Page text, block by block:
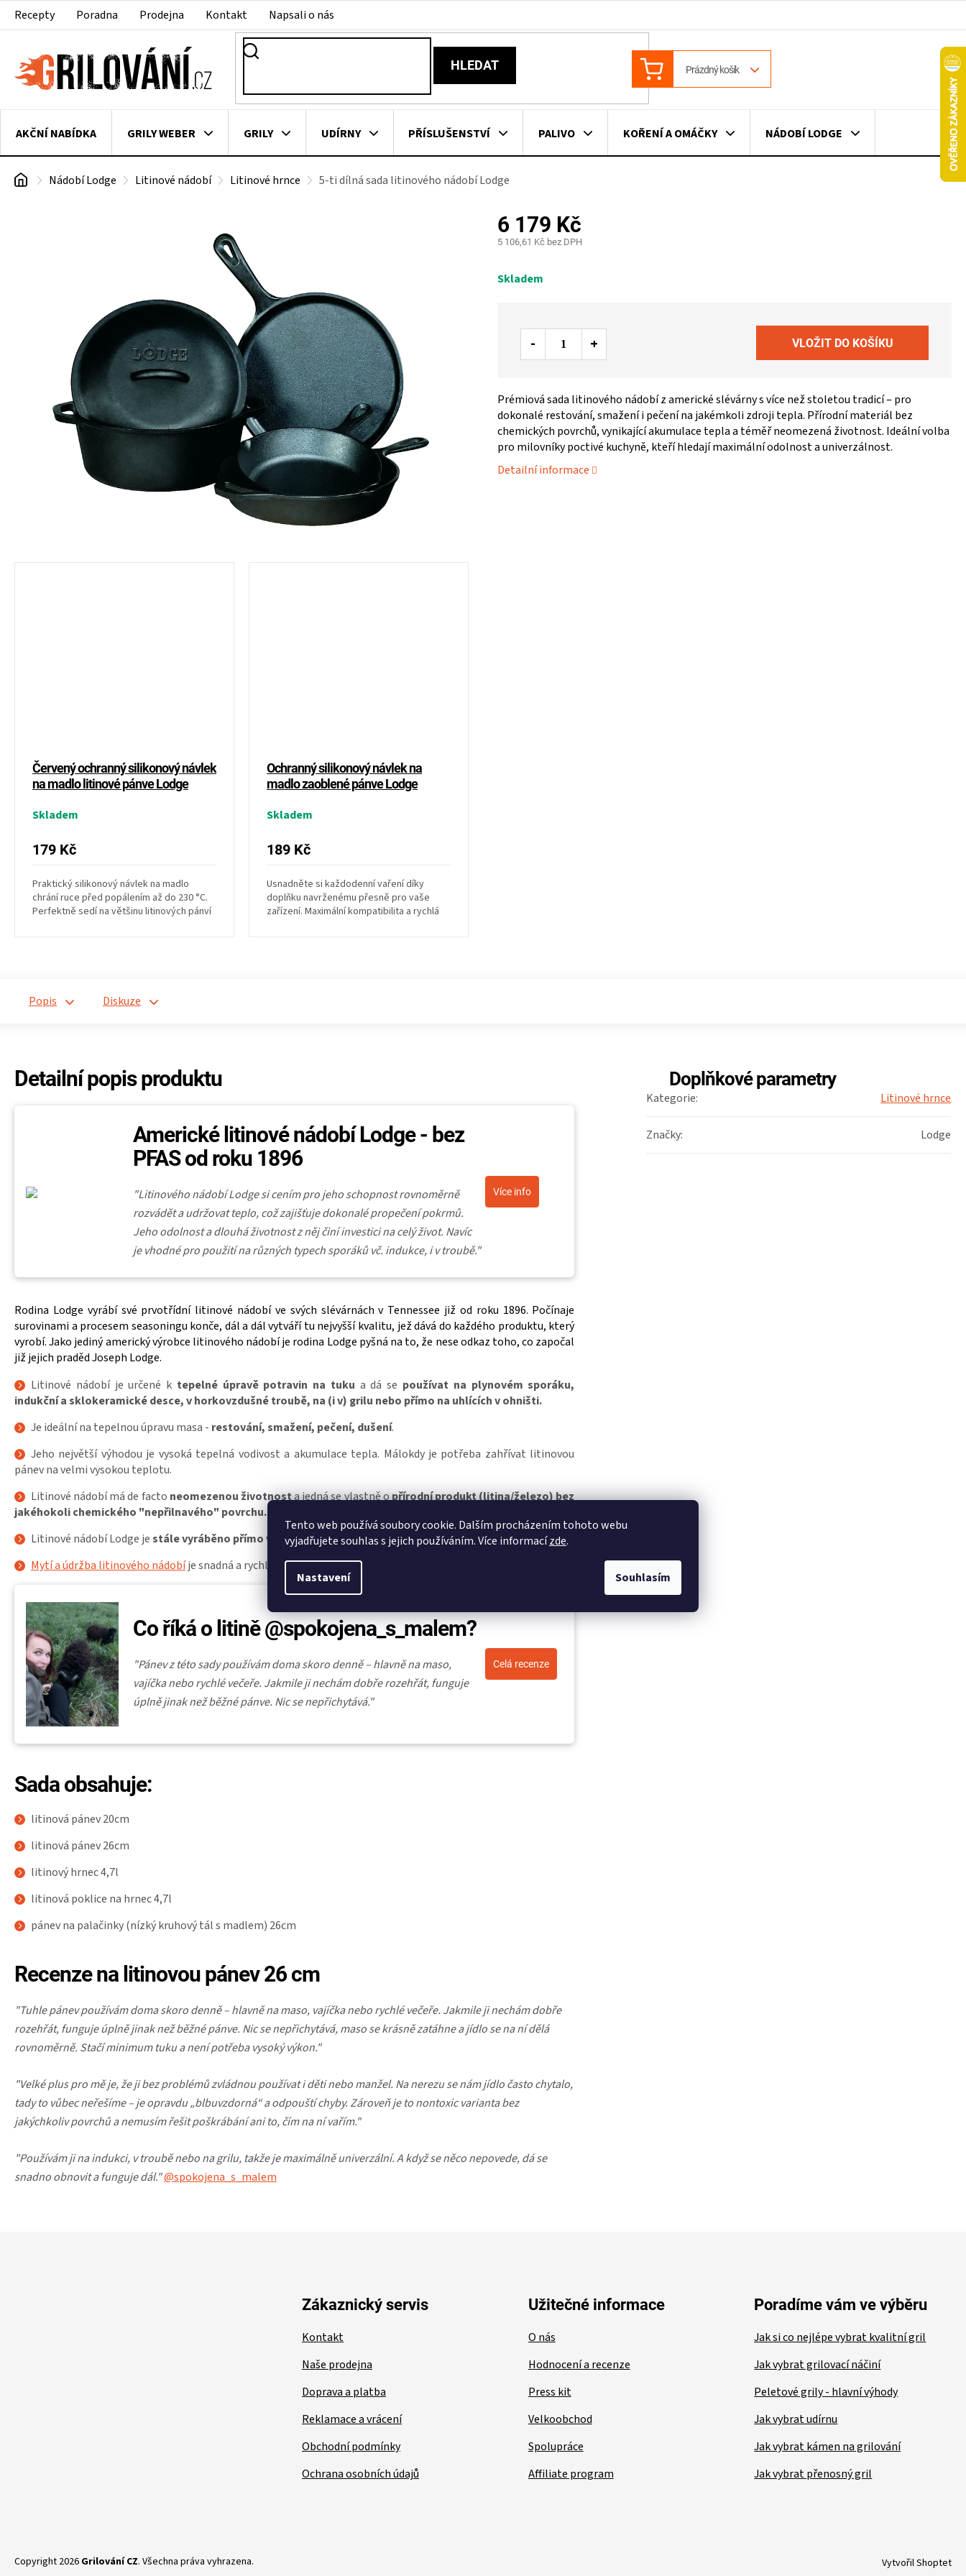
Tento web používá soubory cookie. Dalším procházením tohoto webu
vyjadřujete souhlas s jejich používáním. Více informacízde.
Nastavení Souhlasím
PřejítRecepty Poradna Prodejna Kontakt Napsali o nás
HLEDAT NÁKUPNÍ
KOŠÍK
Prázdný košík
AKČNÍ NABÍDKA GRILY WEBER GRILY UDÍRNY PŘÍSLUŠENSTVÍ PALIVO KOŘENÍ A OMÁČKY NÁDOBÍ LODGE
VAKUOVAČKY LEDNICE NA ZRÁNÍ MASA VENKOVNÍ KUCHYNĚ KNIHY O GRILOVÁNÍ
DomůNádobí Lodge Litinové nádobí Litinové hrnce 5-ti dílná sada litinového nádobí Lodge
6 179 Kč
5 106,61 Kč bez DPH
cena:
Skladem
Prémiová sada litinového nádobí z americké slévárny s více než stoletou tradicí – pro
dokonalé restování, smažení i pečení na jakémkoli zdroji tepla. Přírodní materiál bez
chemických povrchů, vynikající akumulace tepla a téměř neomezená životnost. Ideální volba
pro milovníky poctivé kuchyně, kteří hledají maximální odolnost a univerzálnost.
Detailní informace
Červený ochranný silikonový návlek
na madlo litinové pánve Lodge
Skladem
179 Kč
Praktický silikonový návlek na madlo
chrání ruce před popálením až do 230 °C.
Perfektně sedí na většinu litinových pánví
Ochranný silikonový návlek na
madlo zaoblené pánve Lodge
Skladem
189 Kč
Usnadněte si každodenní vaření díky
doplňku navrženému přesně pro vaše
zařízení. Maximální kompatibilita a rychlá
Popis Diskuze
Detailní popis produktu
Americké litinové nádobí Lodge - bez
PFAS od roku 1896
"Litinového nádobí Lodge si cením pro jeho schopnost rovnoměrně
rozvádět a udržovat teplo, což zajišťuje dokonalé propečení pokrmů.
Jeho odolnost a dlouhá životnost z něj činí investici na celý život. Navíc
je vhodné pro použití na různých typech sporáků vč. indukce, i v troubě."
Více info
Rodina Lodge vyrábí své prvotřídní litinové nádobí ve svých slévárnách v Tennessee již od roku 1896. Počínaje
surovinami a procesem seasoningu konče, dál a dál vytváří tu nejvyšší kvalitu, jež dává do každého produktu, který
vyrobí. Jako jediný americký výrobce litinového nádobí je rodina Lodge pyšná na to, že nese odkaz toho, co započal
již jejich praděd Joseph Lodge.
Litinové nádobí je určené k tepelné úpravě potravin na tuku a dá se používat na plynovém sporáku,
indukční a sklokeramické desce, v horkovzdušné troubě, na (i v) grilu nebo přímo na uhlících v ohništi.
Je ideální na tepelnou úpravu masa - restování, smažení, pečení, dušení.
Jeho největší výhodou je vysoká tepelná vodivost a akumulace tepla. Málokdy je potřeba zahřívat litinovou
pánev na velmi vysokou teplotu.
Litinové nádobí má de facto neomezenou životnosta jedná se vlastně opřírodní produkt (litina/železo) bez
jakéhokoli chemického "nepřilnavého" povrchu.
Litinové nádobí Lodge jestále vyráběno přímo v USA moderní technologií a ve vysoké kvalitě.
Mytí a údržba litinového nádobíje snadná a rychlá.
Co říká o litině @spokojena_s_malem?
"Pánev z této sady používám doma skoro denně – hlavně na maso,
vajíčka nebo rychlé večeře. Jakmile ji nechám dobře rozehřát, funguje
úplně jinak než běžné pánve. Nic se nepřichytává."
Celá recenze
Sada obsahuje:
litinová pánev 20cm
litinová pánev 26cm
litinový hrnec 4,7l
litinová poklice na hrnec 4,7l
pánev na palačinky (nízký kruhový tál s madlem) 26cm
Recenze na litinovou pánev 26 cm
"Tuhle pánev používám doma skoro denně – hlavně na maso, vajíčka nebo rychlé večeře. Jakmile ji nechám dobře
rozehřát, funguje úplně jinak než běžné pánve. Nic se nepřichytává, maso se krásně zatáhne a jídlo se na ní dělá
rovnoměrně. Stačí minimum tuku a není potřeba vysoký výkon."
"Velké plus pro mě je, že ji bez problémů zvládnou používat i děti nebo manžel. Na nerezu se nám jídlo často chytalo,
tady to vůbec neřešíme – je opravdu „blbuvzdorná“ a odpouští chyby. Zároveň je to nontoxic varianta bez
jakýchkoliv povrchů a nemusím řešit poškrábání ani to, čím na ní vařím."
"Používám ji na indukci, v troubě nebo na grilu, takže je maximálně univerzální. A když se něco nepovede, dá se
snadno obnovit a funguje dál."@spokojena_s_malem
Doplňkové parametry
Kategorie: Litinové hrnce
Značky: Lodge
Zákaznický servis
Kontakt
Naše prodejna
Doprava a platba
Reklamace a vrácení
Obchodní podmínky
Ochrana osobních údajů
Užitečné informace
O nás
Hodnocení a recenze
Press kit
Velkoobchod
Spolupráce
Affiliate program
Poradíme vám ve výběru
Jak si co nejlépe vybrat kvalitní gril
Jak vybrat grilovací náčiní
Peletové grily - hlavní výhody
Jak vybrat udírnu
Jak vybrat kámen na grilování
Jak vybrat přenosný gril
Vytvořil Shoptet
Copyright 2026 Grilování CZ. Všechna práva vyhrazena.